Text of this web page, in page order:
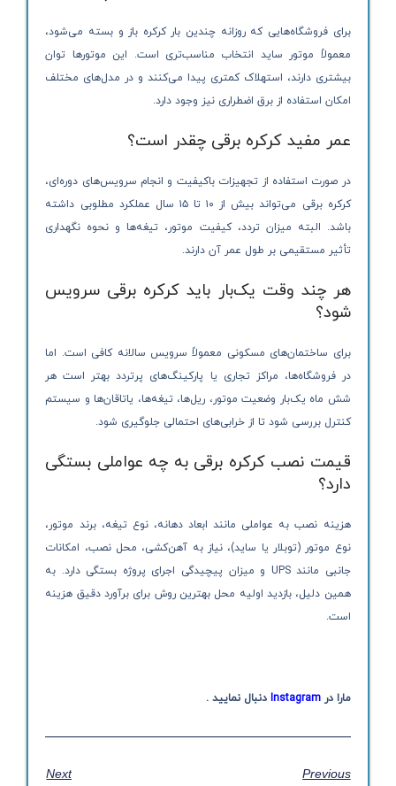
برای فروشگاه‌هایی که روزانه چندین بار کرکره باز و بسته می‌شود،
معمولاً موتور ساید انتخاب مناسب‌تری است. این موتورها توان
بیشتری دارند، استهلاک کمتری پیدا می‌کنند و در مدل‌های مختلف
امکان استفاده از برق اضطراری نیز وجود دارد.
عمر مفید کرکره برقی چقدر است؟
در صورت استفاده از تجهیزات باکیفیت و انجام سرویس‌های دوره‌ای،
کرکره برقی می‌تواند بیش از ۱۰ تا ۱۵ سال عملکرد مطلوبی داشته
باشد. البته میزان تردد، کیفیت موتور، تیغه‌ها و نحوه نگهداری
تأثیر مستقیمی بر طول عمر آن دارند.
هر چند وقت یک‌بار باید کرکره برقی سرویس
شود؟
برای ساختمان‌های مسکونی معمولاً سرویس سالانه کافی است. اما
در فروشگاه‌ها، مراکز تجاری یا پارکینگ‌های پرتردد بهتر است هر
شش ماه یک‌بار وضعیت موتور، ریل‌ها، تیغه‌ها، یاتاقان‌ها و سیستم
کنترل بررسی شود تا از خرابی‌های احتمالی جلوگیری شود.
قیمت نصب کرکره برقی به چه عواملی بستگی
دارد؟
هزینه نصب به عواملی مانند ابعاد دهانه، نوع تیغه، برند موتور،
نوع موتور (توبلار یا ساید)، نیاز به آهن‌کشی، محل نصب، امکانات
جانبی مانند UPS و میزان پیچیدگی اجرای پروژه بستگی دارد. به
همین دلیل، بازدید اولیه محل بهترین روش برای برآورد دقیق هزینه
است.
مارا درInstagram دنبال نمایید .
Previous
Next